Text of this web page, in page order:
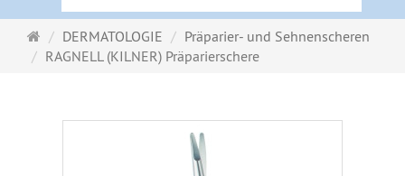
Startseite
DERMATOLOGIE
Präparier- und Sehnenscheren
RAGNELL (KILNER) Präparierschere